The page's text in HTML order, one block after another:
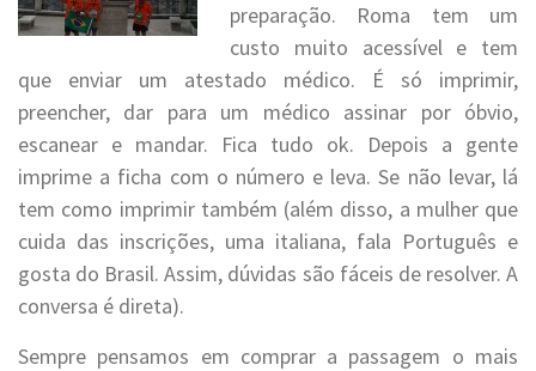
preparação. Roma tem um
custo muito acessível e tem
que enviar um atestado médico. É só imprimir,
preencher, dar para um médico assinar por óbvio,
escanear e mandar. Fica tudo ok. Depois a gente
imprime a ficha com o número e leva. Se não levar, lá
tem como imprimir também (além disso, a mulher que
cuida das inscrições, uma italiana, fala Português e
gosta do Brasil. Assim, dúvidas são fáceis de resolver. A
conversa é direta).
Sempre pensamos em comprar a passagem o mais